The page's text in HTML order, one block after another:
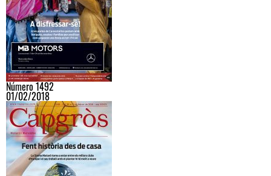
Número 1492
01/02/2018